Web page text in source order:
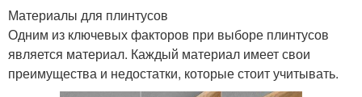
напольных плинтусов
Плинтусы с интерьером Различные материалы
Материалы для плинтусов
Одним из ключевых факторов при выборе плинтусов
является материал. Каждый материал имеет свои
преимущества и недостатки, которые стоит учитывать.